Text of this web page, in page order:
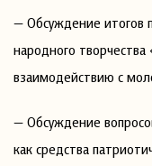
— Обсуждение итогов
народного
взаимодействию с
— Обсуждение
как средства